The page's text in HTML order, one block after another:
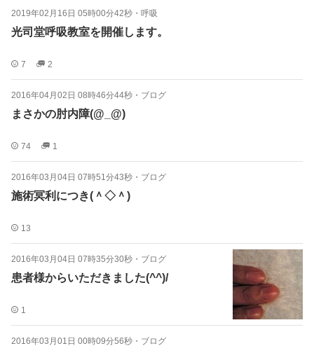
2019年02月16日 05時00分42秒 ・ 呼吸
光司堂呼吸教室を開催します。
7 2
2016年04月02日 08時46分44秒 ・ ブログ
まさかの肘内障(@_@)
74 1
2016年03月04日 07時51分43秒 ・ ブログ
施術冥利につき(＾◇＾)
13
2016年03月04日 07時35分30秒 ・ ブログ
患者様からいただきました(^^)/
1
2016年03月01日 00時09分56秒 ・ ブログ